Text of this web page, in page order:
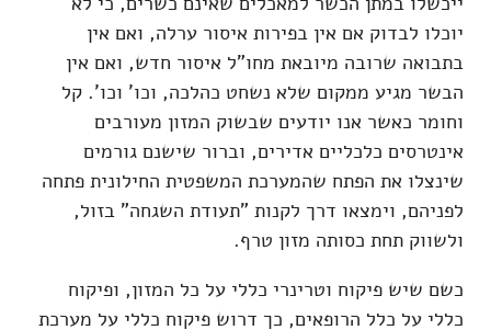
יוכלו לבדוק אם אין בפירות איסור ערלה, ואם אין
בתבואה שרובה מיובאת מחו"ל איסור חדש, ואם אין
הבשר מגיע ממקום שלא נשחט כהלכה, וכו' וכו'. קל
וחומר כאשר אנו יודעים שבשוק המזון מעורבים
אינטרסים כלכליים אדירים, וברור שישנם גורמים
שינצלו את הפתח שהמערכת המשפטית החילונית פתחה
לפניהם, וימצאו דרך לקנות "תעודת השגחה" בזול,
ולשווק תחת כסותה מזון טרף.
כשם שיש פיקוח וטרינרי כללי על כל המזון, ופיקוח
כללי על כלל הרופאים, כך דרוש פיקוח כללי על מערכת